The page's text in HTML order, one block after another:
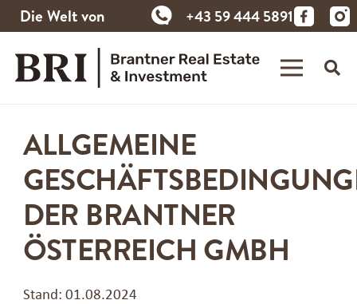
Die Welt von
+43 59 444 5891
ALLGEMEINE
DER BRANTNER
ÖSTERREICH GMBH
Stand: 01.08.2024